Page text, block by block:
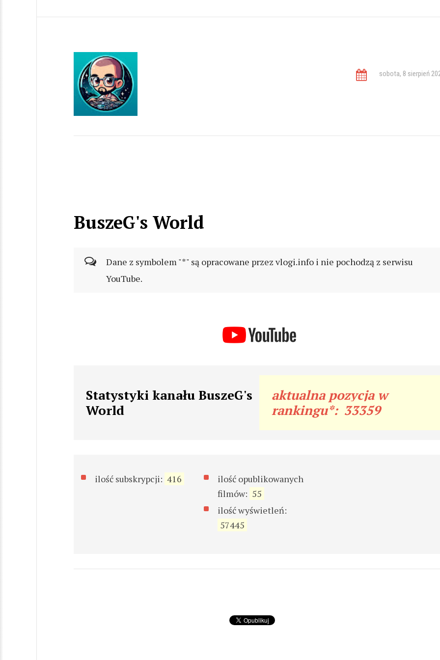
sobota, 8 sierpień
BuszeG's World
Dane z symbolem "*" są opracowane przez vlogi.info i nie pochodzą z serwisu
YouTube.
Statystyki kanału BuszeG's
World
aktualna pozycja w
rankingu*: 33359
ilość subskrypcji: 416
ilość opublikowanych
filmów: 55
ilość wyświetleń:
57445